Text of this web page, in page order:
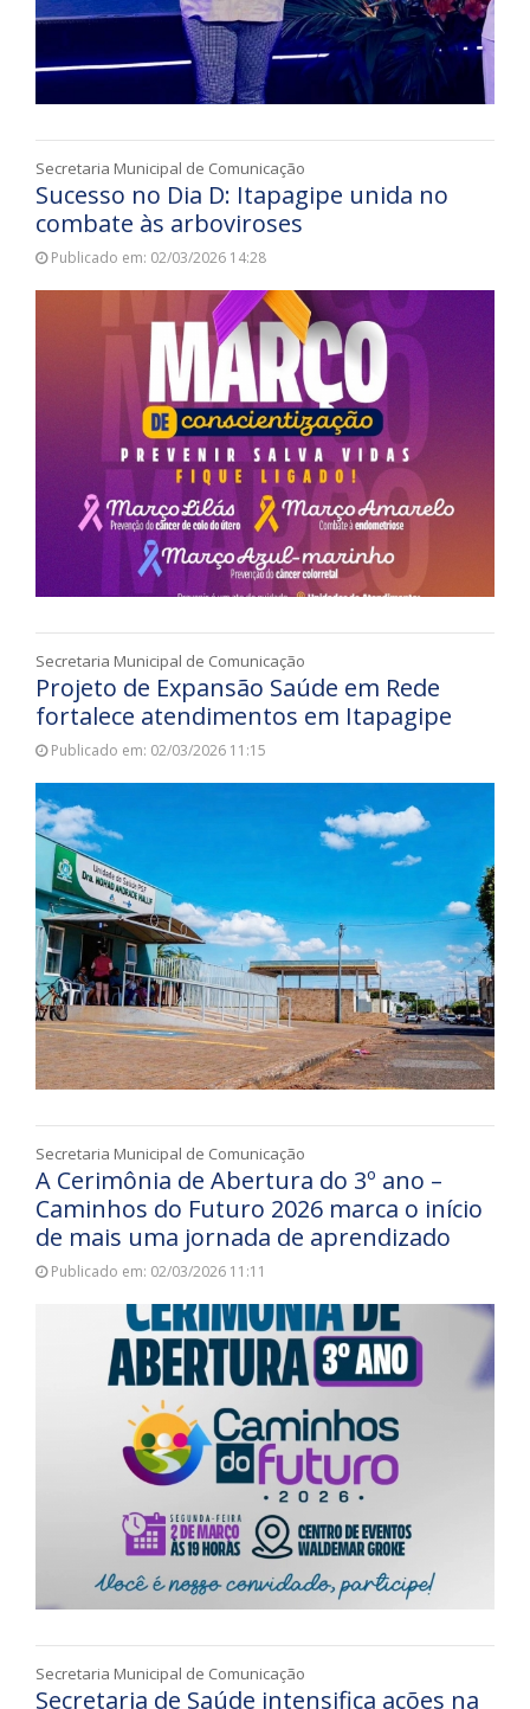
Secretaria Municipal de Comunicação
Sucesso no Dia D: Itapagipe unida no
combate às arboviroses
Publicado em: 02/03/2026 14:28
Secretaria Municipal de Comunicação
Projeto de Expansão Saúde em Rede
fortalece atendimentos em Itapagipe
Publicado em: 02/03/2026 11:15
Secretaria Municipal de Comunicação
A Cerimônia de Abertura do 3º ano –
Caminhos do Futuro 2026 marca o início
de mais uma jornada de aprendizado
Publicado em: 02/03/2026 11:11
Secretaria Municipal de Comunicação
Secretaria de Saúde intensifica ações na